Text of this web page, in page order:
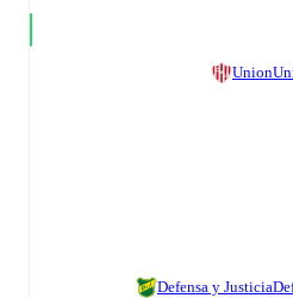
Union
Defensa y Justicia